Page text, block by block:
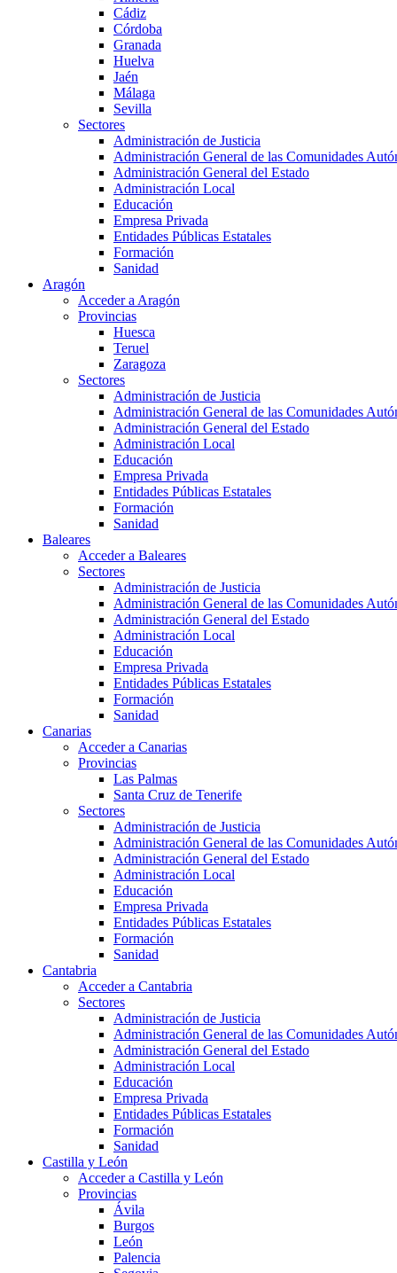
Cádiz
Córdoba
Granada
Huelva
Jaén
Málaga
Sevilla
Sectores
Administración de Justicia
Administración General de las Comunidades
Administración General del Estado
Administración Local
Educación
Empresa Privada
Entidades Públicas Estatales
Formación
Sanidad
Aragón
Acceder a Aragón
Provincias
Huesca
Teruel
Zaragoza
Sectores
Administración de Justicia
Administración General de las Comunidades
Administración General del Estado
Administración Local
Educación
Empresa Privada
Entidades Públicas Estatales
Formación
Sanidad
Baleares
Acceder a Baleares
Sectores
Administración de Justicia
Administración General de las Comunidades
Administración General del Estado
Administración Local
Educación
Empresa Privada
Entidades Públicas Estatales
Formación
Sanidad
Canarias
Acceder a Canarias
Provincias
Las Palmas
Santa Cruz de Tenerife
Sectores
Administración de Justicia
Administración General de las Comunidades
Administración General del Estado
Administración Local
Educación
Empresa Privada
Entidades Públicas Estatales
Formación
Sanidad
Cantabria
Acceder a Cantabria
Sectores
Administración de Justicia
Administración General de las Comunidades
Administración General del Estado
Administración Local
Educación
Empresa Privada
Entidades Públicas Estatales
Formación
Sanidad
Castilla y León
Acceder a Castilla y León
Provincias
Ávila
Burgos
León
Palencia